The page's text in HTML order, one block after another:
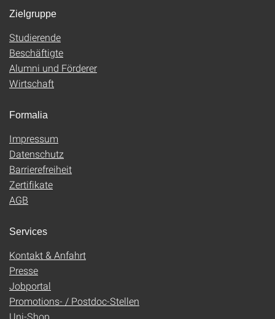
Zielgruppe
Studierende
Beschäftigte
Alumni und Förderer
Wirtschaft
Formalia
Impressum
Datenschutz
Barrierefreiheit
Zertifikate
AGB
Services
Kontakt & Anfahrt
Presse
Jobportal
Promotions- / Postdoc-Stellen
Uni-Shop